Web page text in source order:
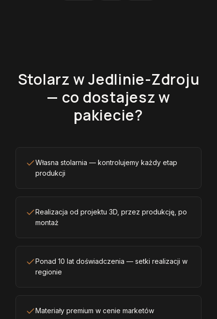
Stolarz w Jedlinie-Zdroju
— co dostajesz w
pakiecie?
Własna stolarnia — kontrolujemy każdy etap
produkcji
Realizacja od projektu 3D, przez produkcję, po
montaż
Ponad 10 lat doświadczenia — setki realizacji w
regionie
Materiały premium w cenie marketów